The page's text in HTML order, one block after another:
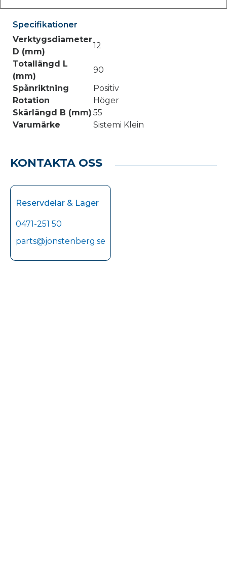
Specifikationer
Verktygsdiameter
D (mm)
12
Totallängd L
(mm)
90
Spånriktning
Positiv
Rotation
Höger
Skärlängd B (mm) 55
Varumärke
Sistemi Klein
KONTAKTA OSS
Reservdelar & Lager
0471-251 50
parts@jonstenberg.se